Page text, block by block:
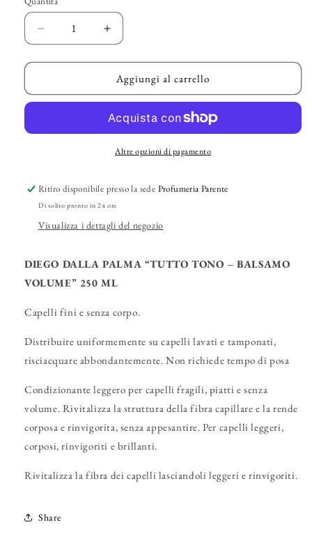
Diminuisci
quantità
per
DALLA
“Tutto
Volume”
Aumenta
quantità
per
DIEGO
DALLA
–
“Tutto
Tono
Volume”
Aggiungi al carrello
Altre opzioni di pagamento
Ritiro disponibile presso la sede Profumeria Parente
Di solito pronto in 24 ore
Visualizza i dettagli del negozio
DIEGO DALLA PALMA “TUTTO TONO – BALSAMO
VOLUME” 250 ML
Capelli fini e senza corpo.
Distribuire uniformemente su capelli lavati e tamponati,
risciacquare abbondantemente. Non richiede tempo di posa
Condizionante leggero per capelli fragili, piatti e senza
volume. Rivitalizza la struttura della fibra capillare e la rende
corposa e rinvigorita, senza appesantire. Per capelli leggeri,
corposi, rinvigoriti e brillanti.
Rivitalizza la fibra dei capelli lasciandoli leggeri e rinvigoriti.
Share